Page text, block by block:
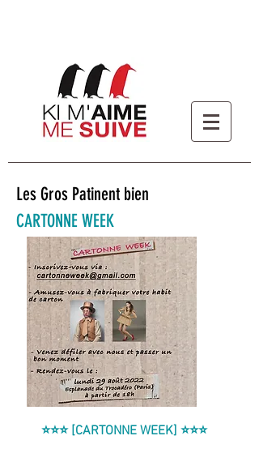
Les Gros Patinent bien
CARTONNE WEEK
⭐️⭐️⭐️ [CARTONNE WEEK] ⭐️⭐️⭐️